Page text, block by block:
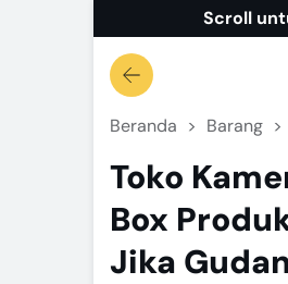
Scroll
Beranda Barang
Toko
Box
Jika